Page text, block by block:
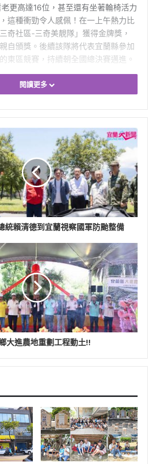
更高達16位，甚至還有坐著輪椅活力
這種衝勁令人感佩！在一上午熱力比
奇社區-三奇美靚隊」獲得金牌獎，
自頒獎。後續該隊將代表宜蘭縣參加
東區競賽，持續朝全國總決賽邁進。
府持續提供以長者為中心的健康促進
推動「社區營養推廣中心」，並因應
推動質地調整飲食，透過社區營養師
為使長輩具有足夠肌力降低衰弱風
選社區辦理「長者健康促進站」，讓
弱的長輩能就近自主參加，或在家人
及認知等健康促進活動；或是到本縣
樂部」，由專業人員為長輩提供量身
元性提供可近性的健康促進服務。藉
供社區長者展現健康活力及生命價值
出家門，得到一個可以分享生命經
，宜蘭推動高齡友善環境不遺餘力，
長者走出家門，藉由舞台展現生命故
化社會參與與人際連結，共創「健康
願景。（本次競賽所有獲獎名單如附
閱讀更多
統賴清德到宜蘭視察國軍防颱整備
大進農地重劃工程動土!!